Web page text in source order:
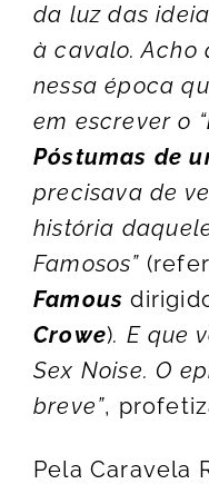
da luz das
à cavalo. Acho
nessa época
em escrever o “
Póstumas de
precisava de
história
Famosos”
Famous
Crowe). E que
Sex Noise. O
breve”,
Pela Caravela